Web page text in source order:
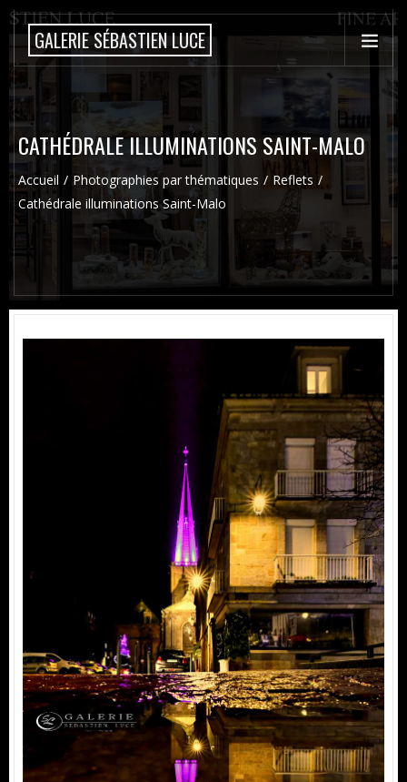
GALERIE SÉBASTIEN LUCE
CATHÉDRALE ILLUMINATIONS SAINT-MALO
Accueil Photographies par thématiques
Reflets
Cathédrale illuminations Saint-Malo